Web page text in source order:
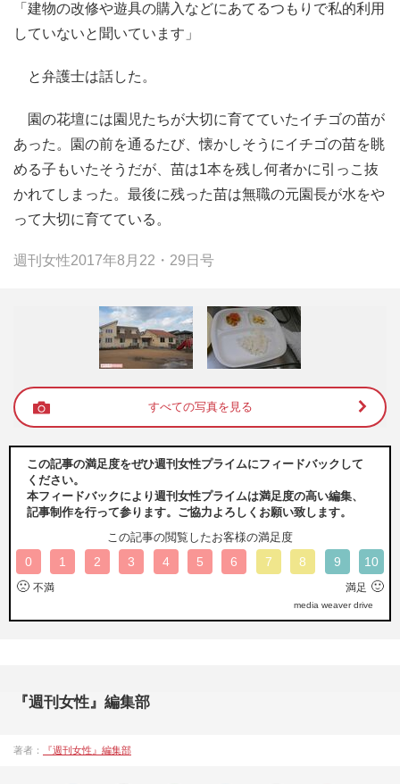
「建物の改修や遊具の購入などにあてるつもりで私的利用
していないと聞いています」
と弁護士は話した。
園の花壇には園児たちが大切に育てていたイチゴの苗が
あった。園の前を通るたび、懐かしそうにイチゴの苗を眺
める子もいたそうだが、苗は1本を残し何者かに引っこ抜
かれてしまった。最後に残った苗は無職の元園長が水をや
って大切に育てている。
週刊女性2017年8月22・29日号
すべての写真を見る
この記事の満足度をぜひ週刊女性プライムにフィードバックして
ください。
本フィードバックにより週刊女性プライムは満足度の高い編集、
記事制作を行って参ります。ご協力よろしくお願い致します。
この記事の閲覧したお客様の満足度
0 1 2 3 4 5 6 7 8 9 10
🙁 不満 満足 🙂
media weaver drive
『週刊女性』編集部
著者： 『週刊女性』編集部